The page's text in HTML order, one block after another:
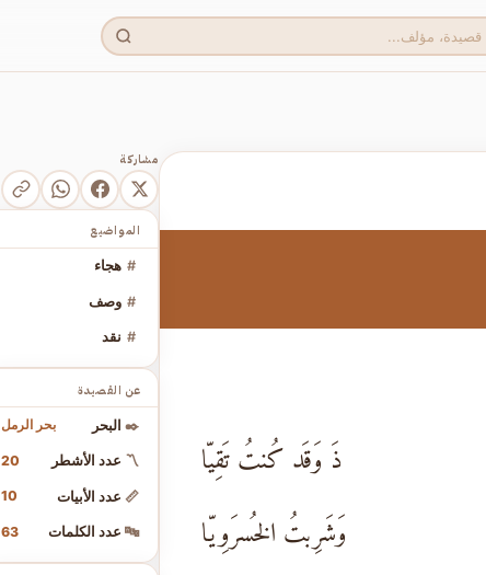
ذَ وَقَد كُنتُ تَقِيّا
وَشَرِبتُ الخُسرَوِيّا
مشاركة
المواضيع
# هجاء
# وصف
# نقد
عن القصيدة
✒️ البحر بحر الرمل
〽️ عدد الأشطر 20
📏 عدد الأبيات 10
🔤 عدد الكلمات 63